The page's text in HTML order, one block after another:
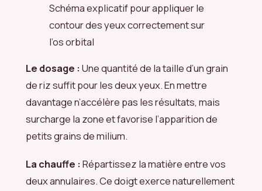
Schéma explicatif pour appliquer le
contour des yeux correctement sur
l’os orbital
Le dosage :Une quantité de la taille d’un grain
de riz suffit pour les deux yeux. En mettre
davantage n’accélère pas les résultats, mais
surcharge la zone et favorise l’apparition de
petits grains de milium.
La chauffe :Répartissez la matière entre vos
deux annulaires. Ce doigt exerce naturellement